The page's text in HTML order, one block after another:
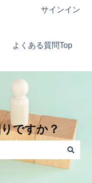
サインイン
よくある質問Top
ですか？
ありません。